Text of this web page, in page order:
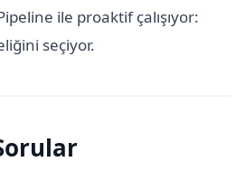
ile proaktif çalışıyor:
seçiyor.